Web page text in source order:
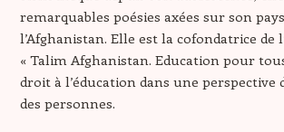
remarquables poésies axées sur son
l’Afghanistan. Elle est la cofondatrice de
« Talim Afghanistan. Education pour
droit à l’éducation dans une perspective
des personnes.